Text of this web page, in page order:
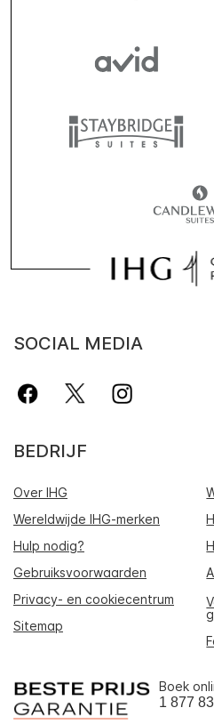
SOCIAL MEDIA
BEDRIJF
Over IHG
Wereldwijde IHG-merken
Hulp nodig?
Gebruiksvoorwaarden
Privacy- en cookiecentrum
Sitemap
Boek
1 877